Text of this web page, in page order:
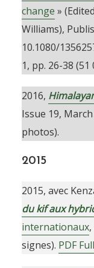
change »
Williams),
10.1080/
1, pp. 26-38 (51
2016,
Issue 19,
photos).
2015
2015, avec
du kif aux
internationaux,
signes). PDF